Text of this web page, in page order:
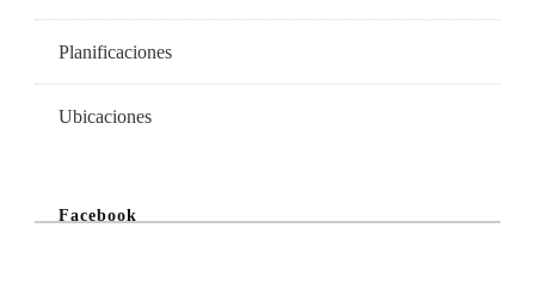
Planificaciones
Ubicaciones
Facebook